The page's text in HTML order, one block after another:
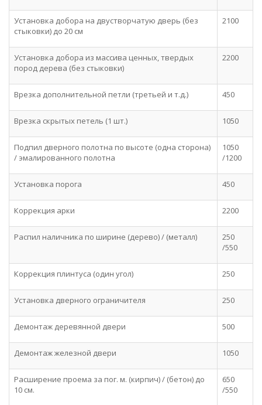
Установка добора на двустворчатую дверь (без
стыковки) до 20 см
2100
Установка добора из массива ценных, твердых
пород дерева (без стыковки)
2200
Врезка дополнительной петли (третьей и т.д.) 450
Врезка скрытых петель (1 шт.) 1050
Подпил дверного полотна по высоте (одна сторона)
/ эмалированного полотна
1050
/1200
Установка порога 450
Коррекция арки 2200
Распил наличника по ширине (дерево) / (металл)
250
/550
Коррекция плинтуса (один угол) 250
Установка дверного ограничителя 250
Демонтаж деревянной двери 500
Демонтаж железной двери 1050
Расширение проема за пог. м. (кирпич) / (бетон) до
10 см.
650
/550